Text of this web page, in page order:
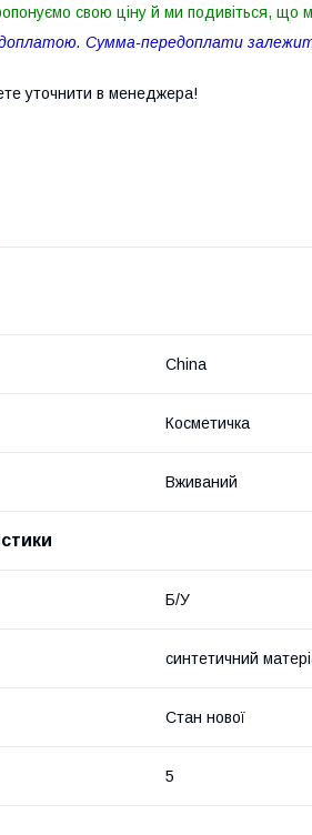
свою ціну й ми подивіться, що
Сумма-передоплати
уточнити в менеджера!
China
Косметичка
Вживаний
Б/У
синтетичний
Стан нової
5